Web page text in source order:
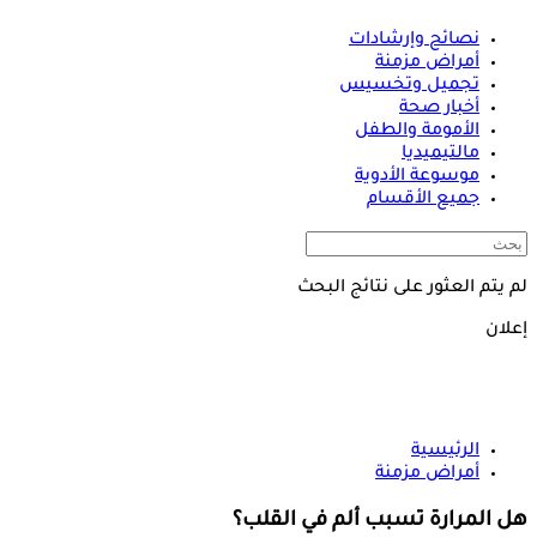
نصائح وإرشادات
أمراض مزمنة
تجميل وتخسيس
أخبار صحة
الأمومة والطفل
مالتيميديا
موسوعة الأدوية
جميع الأقسام
لم يتم العثور على نتائج البحث
إعلان
الرئيسية
أمراض مزمنة
هل المرارة تسبب ألم في القلب؟